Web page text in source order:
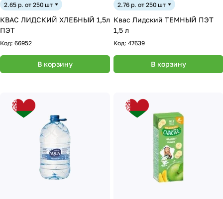
2.65 р. от 250 шт
КВАС ЛИДСКИЙ ХЛЕБНЫЙ 1,5л
ПЭТ
Код: 66952
В корзину
2.76 р. от 250 шт
Квас Лидский ТЕМНЫЙ ПЭТ
1,5 л
Код: 47639
В корзину